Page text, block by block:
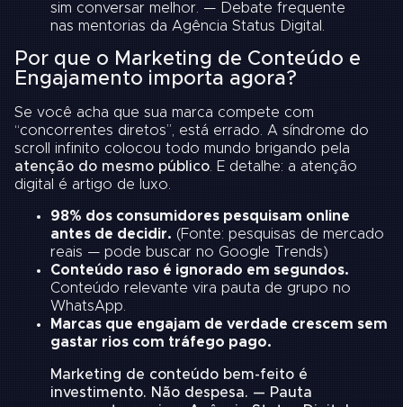
sim conversar melhor. — Debate frequente
nas mentorias da Agência Status Digital.
Por que o Marketing de Conteúdo e
Engajamento importa agora?
Se você acha que sua marca compete com
“concorrentes diretos”, está errado. A síndrome do
scroll infinito colocou todo mundo brigando pela
atenção do mesmo público . E detalhe: a atenção
digital é artigo de luxo.
98% dos consumidores pesquisam online
antes de decidir. (Fonte: pesquisas de mercado
reais — pode buscar no Google Trends)
Conteúdo raso é ignorado em segundos.
Conteúdo relevante vira pauta de grupo no
WhatsApp.
Marcas que engajam de verdade crescem sem
gastar rios com tráfego pago.
Marketing de conteúdo bem-feito é
investimento. Não despesa. — Pauta